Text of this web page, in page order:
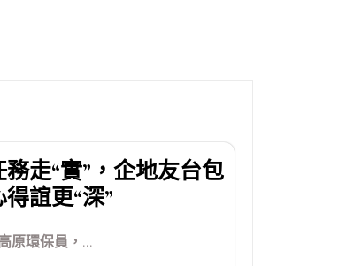
走“實”，企地友台包
誼更“深”
原環保員，...